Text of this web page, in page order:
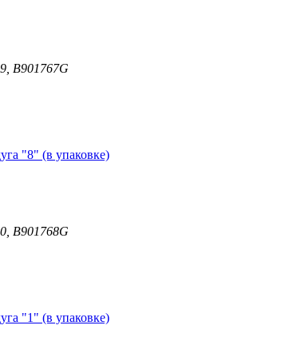
B901767G
"8" (в упаковке)
B901768G
"1" (в упаковке)